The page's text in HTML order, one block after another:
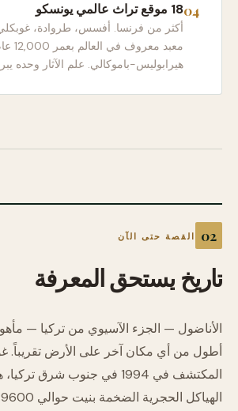
18 موقع تراث عالمي يونسكو
أكثر من فرنسا. أفسس، طروادة، غوبكلي
معبد
هيرابوليس-باموكالي. علم الآثار وحده
القصة حتى الآن
تاريخ يستحقالمعرفة
الأناضول — الجزء الآسيوي من تركيا —
أطول من أي مكان آخر على الأرض تقريباً.
المكتشف في 1994 في جنوب شرق